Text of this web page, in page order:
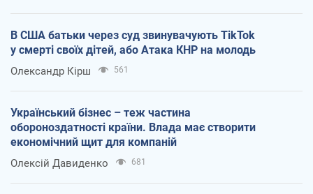
В США батьки через суд звинувачують TikTok
у смерті своїх дітей, або Атака КНР на молодь
Олександр Кірш 561
Український бізнес – теж частина
обороноздатності країни. Влада має створити
економічний щит для компаній
Олексій Давиденко 681